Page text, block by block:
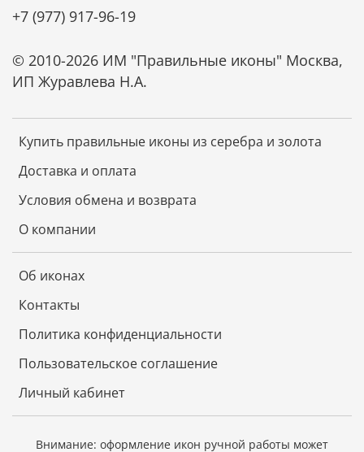
Купить правильные иконы из серебра и золота
Доставка и оплата
Условия обмена и возврата
О компании
Об иконах
Контакты
Политика конфиденциальности
Пользовательское соглашение
Личный кабинет
+7 (977) 917-96-19
© 2010-2026 ИМ "Правильные иконы" Москва,
ИП Журавлева Н.А.
Внимание: оформление икон ручной работы может